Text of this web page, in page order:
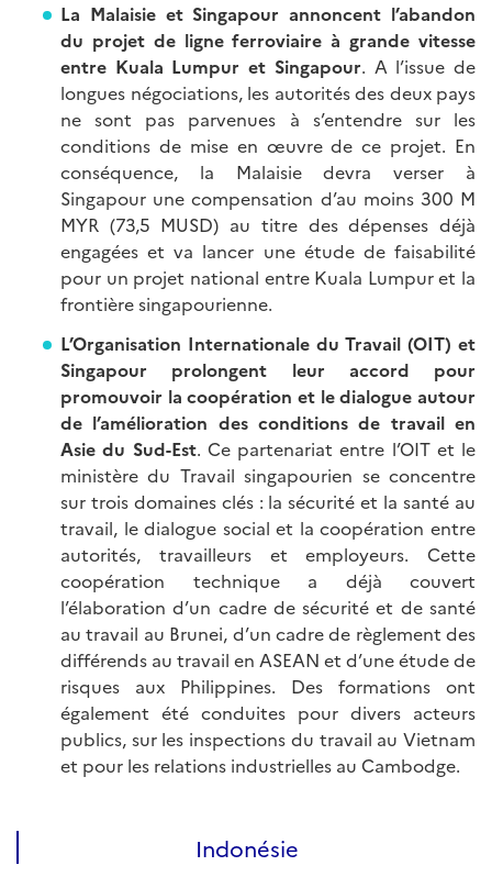
La Malaisie et Singapour annoncent l’abandon
du projet de ligne ferroviaire à grande vitesse
entre Kuala Lumpur et Singapour. A l’issue de
longues négociations, les autorités des deux pays
ne sont pas parvenues à s’entendre sur les
conditions de mise en œuvre de ce projet. En
conséquence, la Malaisie devra verser à
Singapour une compensation d’au moins 300 M
MYR (73,5 MUSD) au titre des dépenses déjà
engagées et va lancer une étude de faisabilité
pour un projet national entre Kuala Lumpur et la
frontière singapourienne.
L’Organisation Internationale du Travail (OIT) et
Singapour prolongent leur accord pour
promouvoir la coopération et le dialogue autour
de l’amélioration des conditions de travail en
Asie du Sud-Est. Ce partenariat entre l’OIT et le
ministère du Travail singapourien se concentre
sur trois domaines clés : la sécurité et la santé au
travail, le dialogue social et la coopération entre
autorités, travailleurs et employeurs. Cette
coopération technique a déjà couvert
l’élaboration d’un cadre de sécurité et de santé
au travail au Brunei, d’un cadre de règlement des
différends au travail en ASEAN et d’une étude de
risques aux Philippines. Des formations ont
également été conduites pour divers acteurs
publics, sur les inspections du travail au Vietnam
et pour les relations industrielles au Cambodge.
Indonésie